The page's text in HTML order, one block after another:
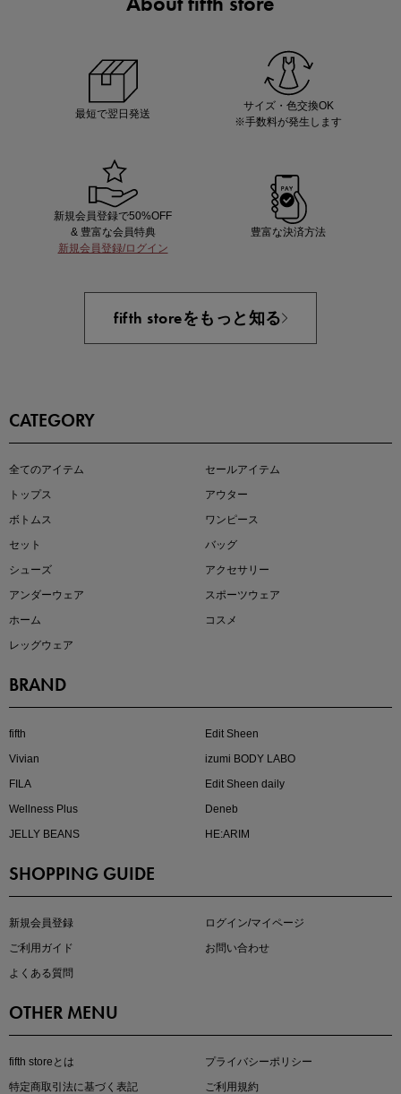
即戦力アイテム続々対象
大人の着映えアイテム5選
最短で翌日発送
サイズ・色交換OK
※手数料が発生します
新規会員登録で50%OFF
& 豊富な会員特典
新規会員登録/ログイン
豊富な決済方法
fifth storeをもっと知る
CATEGORY
全てのアイテム
セールアイテム
トップス
アウター
ボトムス
ワンピース
セット
バッグ
シューズ
アクセサリー
アンダーウェア
スポーツウェア
ホーム
コスメ
レッグウェア
BRAND
fifth
Edit Sheen
Vivian
izumi BODY LABO
FILA
Edit Sheen daily
Wellness Plus
Deneb
JELLY BEANS
HE:ARIM
SHOPPING GUIDE
新規会員登録
ログイン/マイページ
ご利用ガイド
お問い合わせ
よくある質問
OTHER MENU
fifth storeとは
プライバシーポリシー
特定商取引法に基づく表記
ご利用規約